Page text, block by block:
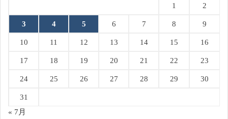
1 2
3 4 5 6 7 8 9
10 11 12 13 14 15 16
17 18 19 20 21 22 23
24 25 26 27 28 29 30
31
« 7月